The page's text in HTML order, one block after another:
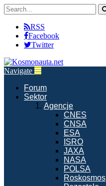
RSS
Facebook
Twitter
Navigate
Forum
Sektor
Agencje
CNES
CNSA
ESA
ISRO
JAXA
NASA
POLSA
Roskosmos